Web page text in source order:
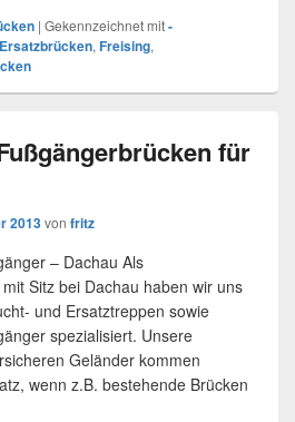
| Gekennzeichnet mit-
Ersatzbrücken, Freising,
für
2013von fritz
– Dachau Als
Sitz bei Dachau haben wir uns
und Ersatztreppen sowie
spezialisiert. Unsere
Geländer kommen
wenn z.B. bestehende Brücken
Fußgängerbrücken für Dachau